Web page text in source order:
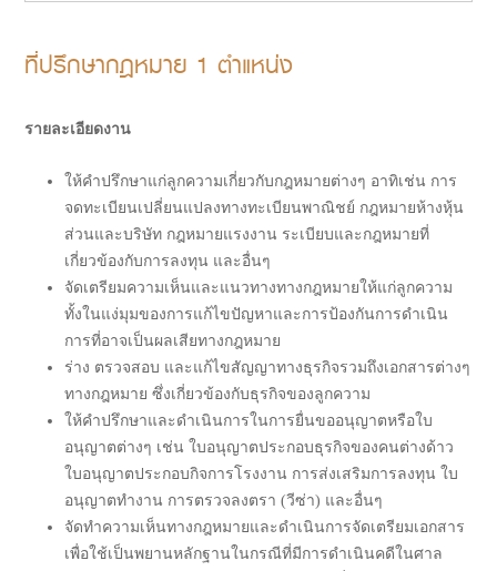
ที่ปรึกษากฎหมาย 1 ตำแหน่ง
รายละเอียดงาน
ให้คำปรึกษาแก่ลูกความเกี่ยวกับกฎหมายต่างๆ อาทิเช่น การ
จดทะเบียนเปลี่ยนแปลงทางทะเบียนพาณิชย์ กฎหมายห้างหุ้น
ส่วนและบริษัท กฎหมายแรงงาน ระเบียบและกฎหมายที่
เกี่ยวข้องกับการลงทุน และอื่นๆ
จัดเตรียมความเห็นและแนวทางทางกฎหมายให้แก่ลูกความ
ทั้งในแง่มุมของการแก้ไขปัญหาและการป้องกันการดำเนิน
การที่อาจเป็นผลเสียทางกฎหมาย
ร่าง ตรวจสอบ และแก้ไขสัญญาทางธุรกิจรวมถึงเอกสารต่างๆ
ทางกฎหมาย ซึ่งเกี่ยวข้องกับธุรกิจของลูกความ
ให้คำปรึกษาและดำเนินการในการยื่นขออนุญาตหรือใบ
อนุญาตต่างๆ เช่น ใบอนุญาตประกอบธุรกิจของคนต่างด้าว
ใบอนุญาตประกอบกิจการโรงงาน การส่งเสริมการลงทุน ใบ
อนุญาตทำงาน การตรวจลงตรา (วีซ่า) และอื่นๆ
จัดทำความเห็นทางกฎหมายและดำเนินการจัดเตรียมเอกสาร
เพื่อใช้เป็นพยานหลักฐานในกรณีที่มีการดำเนินคดีในศาล